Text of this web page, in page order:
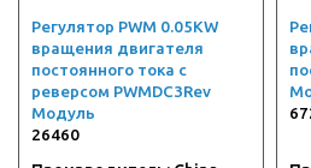
Регулятор PWM 0.05KW
вращения двигателя
постоянного тока с
реверсом PWMDC3Rev
Модуль
26460